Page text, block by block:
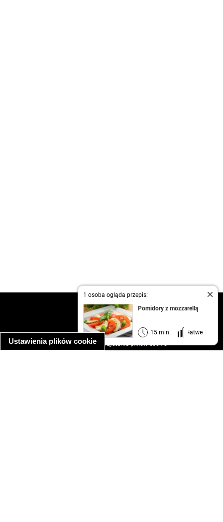
Ustawienia plików cookie
1 osoba ogląda przepis:
Pomidory z mozzarellą
15 min. łatwe
kontakt
regulamin
informacja o prywatności
informacja o wykorzystaniu plików cookie